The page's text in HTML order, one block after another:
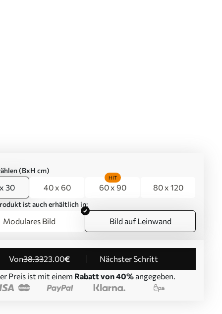
(BxH cm)
30 40 x 60 60 x 90
HIT
80 x 120
ist auch erhältlich in:
Modulares Bild Bild auf Leinwand
von38.3323.00€
Nächster Schritt
Preis ist mit einem Rabatt von 40% angegeben.